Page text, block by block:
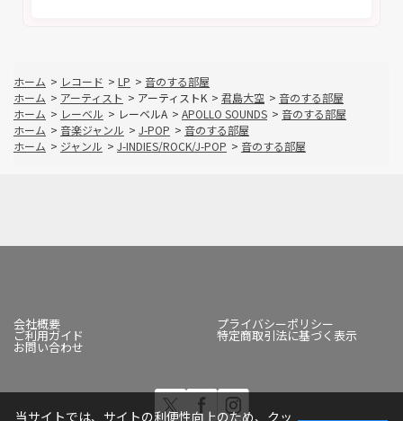
ホーム > レコード > LP > 音のする部屋
ホーム > アーティスト > アーティストK > 君島大空 > 音のする部屋
ホーム > レーベル > レーベルA > APOLLO SOUNDS > 音のする部屋
ホーム > 音楽ジャンル > J-POP > 音のする部屋
ホーム > ジャンル > J-INDIES/ROCK/J-POP > 音のする部屋
会社概要 プライバシーポリシー
ご利用ガイド 特定商取引法に基づく表示
お問い合わせ
当サイトでは、サイトの利便性向上のため、クッ